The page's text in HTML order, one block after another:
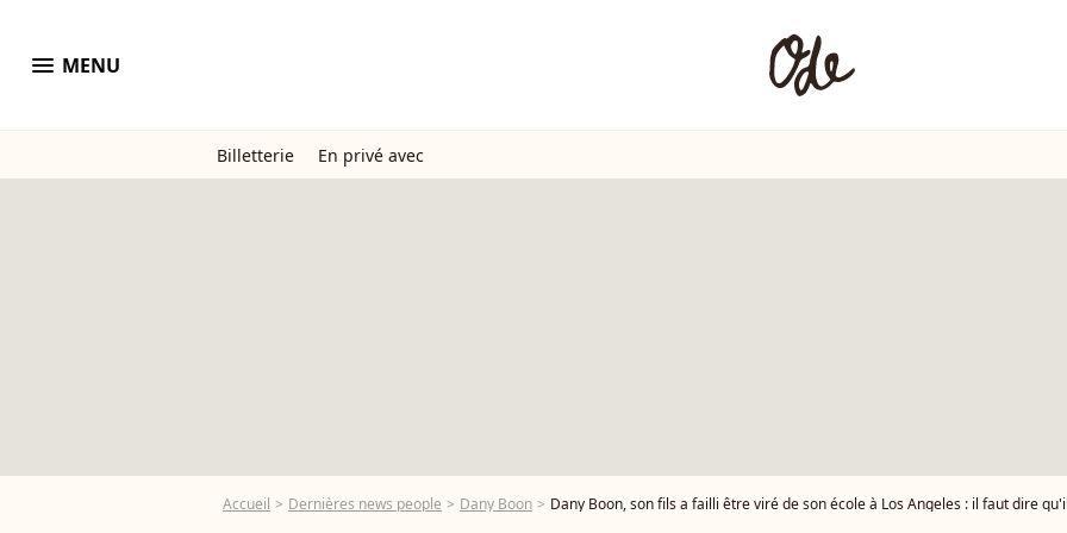
menu MENU
Billetterie En privé avec
Accueil Dernières news people Dany Boon Dany Boon, son fils a failli être viré de son école à Los Angeles : il faut dire qu'il s'en est